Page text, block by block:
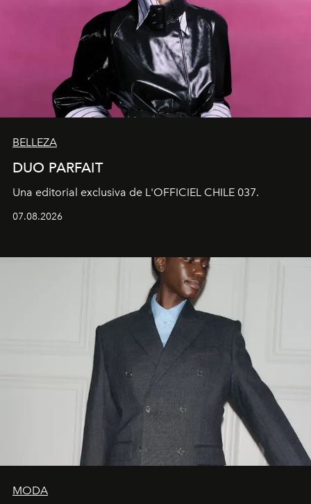
BELLEZA
DUO PARFAIT
Una editorial exclusiva de L'OFFICIEL CHILE 037.
07.08.2026
MODA